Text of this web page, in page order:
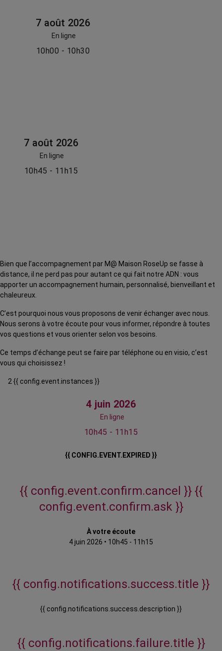
7 août 2026
En ligne
10h00 - 10h30
7 août 2026
En ligne
10h45 - 11h15
Bien que l’accompagnement par M@ Maison RoseUp se fasse à
distance, il ne perd pas pour autant ce qui fait notre ADN : vous
apporter un accompagnement humain, personnalisé, bienveillant et
chaleureux.
C’est pourquoi nous vous proposons de venir échanger avec nous.
Nous serons à votre écoute pour vous informer, répondre à toutes
vos questions et vous orienter selon vos besoins.
Ce temps d’échange peut se faire par téléphone ou en visio, c’est
vous qui choisissez !
2 {{ config.event.instances }}
4 juin 2026
En ligne
10h45 - 11h15
{{ CONFIG.EVENT.EXPIRED }}
{{ config.event.confirm.cancel }} {{
config.event.confirm.ask }}
À votre écoute
4 juin 2026 • 10h45 - 11h15
{{ config.notifications.success.title }}
{{ config.notifications.success.description }}
{{ config.notifications.failure.title }}